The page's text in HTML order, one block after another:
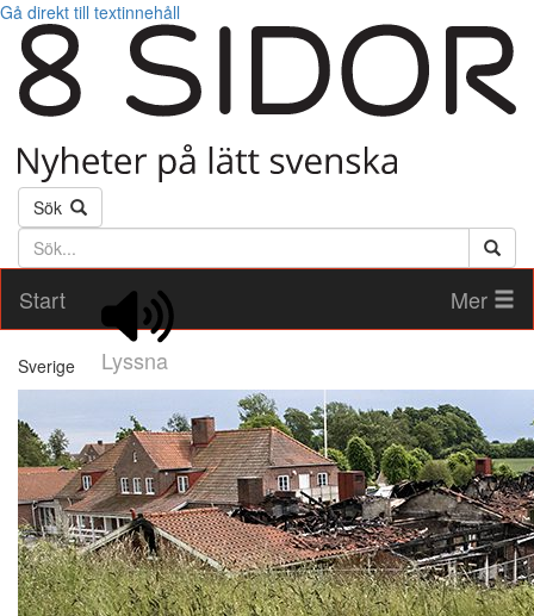
Gå direkt till textinnehåll
Sök
Söktext
Start
Lyssna
Mer
Sverige